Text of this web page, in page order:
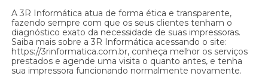
A 3R Informática atua de forma ética e transparente,
fazendo sempre com que os seus clientes tenham o
diagnóstico exato da necessidade de suas impressoras.
Saiba mais sobre a 3R Informática acessando o site:
https://3rinformatica.com.br, conheça melhor os serviços
prestados e agende uma visita o quanto antes, e tenha
sua impressora funcionando normalmente novamente.